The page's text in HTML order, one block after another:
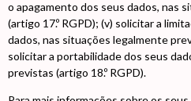
o apagamento dos seus dados, nas
(artigo 17.º RGPD); (v) solicitar a
dados, nas situações legalmente
solicitar a portabilidade dos seus
previstas (artigo 18.º RGPD).